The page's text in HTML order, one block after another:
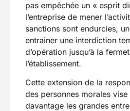
pas empêchée un « esprit
l’entreprise de mener
sanctions sont endurcies,
entrainer une interdiction
d’opération jusqu’à la
l’établissement.
Cette extension de la
des personnes morales
davantage les grandes